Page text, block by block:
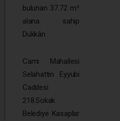
bulunan 37.72 m²
alana sahip
Dükkân
Cami Mahallesi
Selahattin Eyyubi
Caddesi
218.Sokak
Belediye Kasaplar